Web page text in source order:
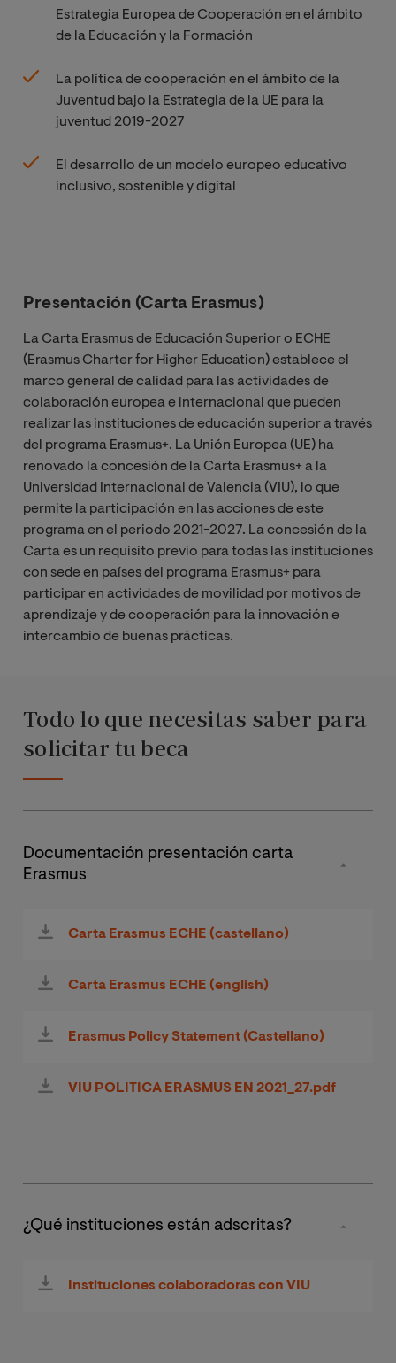
Estrategia Europea de Cooperación en el ámbito
de la Educación y la Formación
La política de cooperación en el ámbito de la
Juventud bajo la Estrategia de la UE para la
juventud 2019-2027
El desarrollo de un modelo europeo educativo
inclusivo, sostenible y digital
Presentación (Carta Erasmus)
La Carta Erasmus de Educación Superior o ECHE
(Erasmus Charter for Higher Education) establece el
marco general de calidad para las actividades de
colaboración europea e internacional que pueden
realizar las instituciones de educación superior a través
del programa Erasmus+. La Unión Europea (UE) ha
renovado la concesión de la Carta Erasmus+ a la
Universidad Internacional de Valencia (VIU), lo que
permite la participación en las acciones de este
programa en el periodo 2021-2027. La concesión de la
Carta es un requisito previo para todas las instituciones
con sede en países del programa Erasmus+ para
participar en actividades de movilidad por motivos de
aprendizaje y de cooperación para la innovación e
intercambio de buenas prácticas.
Todo lo que necesitas saber para
solicitar tu beca
Documentación presentación carta
Erasmus
Carta Erasmus ECHE (castellano)
Carta Erasmus ECHE (english)
Erasmus Policy Statement (Castellano)
VIU POLITICA ERASMUS EN 2021_27.pdf
¿Qué instituciones están adscritas?
Instituciones colaboradoras con VIU